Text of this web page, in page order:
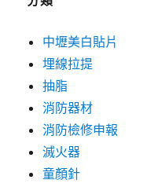
中壢美白貼片
埋線拉提
抽脂
消防器材
消防檢修申報
滅火器
童顏針